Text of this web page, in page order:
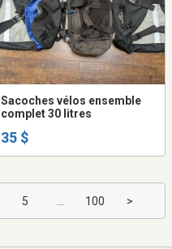
Sacoches vélos ensemble
complet 30 litres
35 $
5 100 >